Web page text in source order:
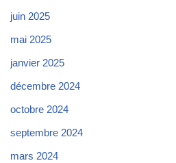
juin 2025
mai 2025
janvier 2025
décembre 2024
octobre 2024
septembre 2024
mars 2024